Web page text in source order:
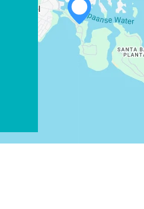
WHATSAPP
FACEBOOK
COPIAR ENLACE